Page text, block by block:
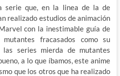
serie que, en la linea de la de
realizado estudios de animación
con la inestimable guía de
fracasados como su
series mierda de mutantes
a lo que íbamos, este anime
que los otros que ha realizado